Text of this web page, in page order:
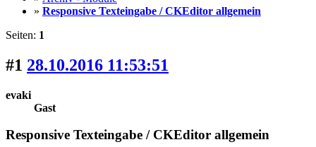
» Responsive Texteingabe / CKEditor allgemein
Seiten: 1
#1 28.10.2016 11:53:51
evaki
Gast
Responsive Texteingabe / CKEditor allgemein